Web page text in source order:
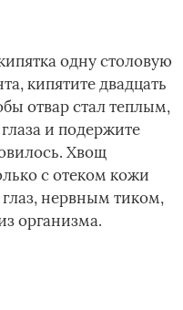
одну столовую
кипятите двадцать
отвар стал теплым,
и подержите
Хвощ
с отеком кожи
нервным тиком,
организма.